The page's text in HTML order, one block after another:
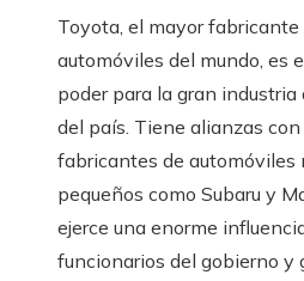
Toyota, el mayor fabricante
automóviles del mundo, es
poder para la gran
del país. Tiene alianzas con
fabricantes de automóviles
pequeños como Subaru y
ejerce una enorme
funcionarios del gobierno y